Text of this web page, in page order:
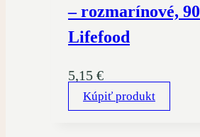
– rozmarínové,
Lifefood
5,15 €
Kúpiť produkt